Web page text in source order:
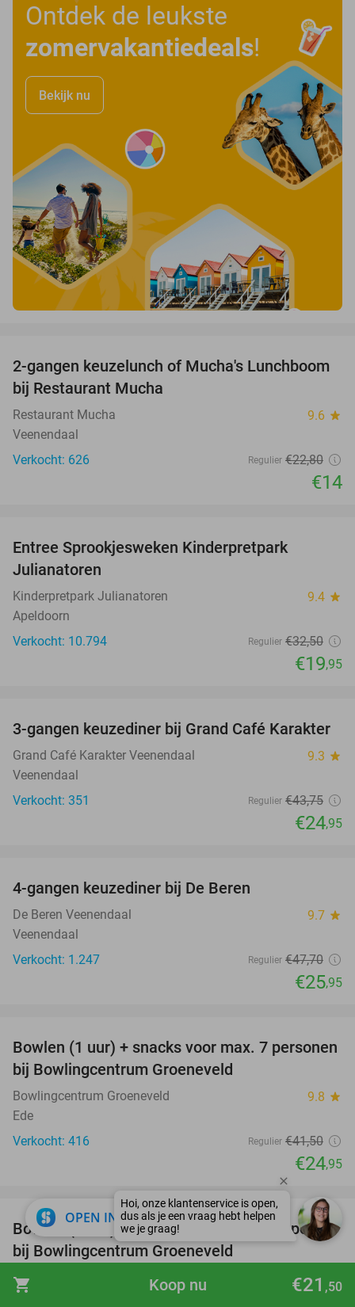
shopping_cart €21 ,50
Koop nu
Ontdek de leukste
zomervakantiedeals!
Bekijk nu
39%
2-gangen keuzelunch of Mucha's Lunchboom
bij Restaurant Mucha
Restaurant Mucha 9.6 star
Veenendaal
Verkocht: 626
Regulier €22,80
€14
Entree Sprookjesweken Kinderpretpark
Julianatoren
Kinderpretpark Julianatoren 9.4 star
Apeldoorn
Verkocht: 10.794
Regulier €32,50
€19,95
43%
3-gangen keuzediner bij Grand Café Karakter
Grand Café Karakter Veenendaal 9.3 star
Veenendaal
Verkocht: 351
Regulier €43,75
€24,95
4-gangen keuzediner bij De Beren
De Beren Veenendaal 9.7 star
Veenendaal
Verkocht: 1.247
Regulier €47,70
€25,95
40%
Bowlen (1 uur) + snacks voor max. 7 personen
bij Bowlingcentrum Groeneveld
Bowlingcentrum Groeneveld 9.8 star
Ede
Verkocht: 416
Regulier €41,50
€24,95
45%
Bowlen (1 uur) + hoofdgerecht (2 t/m 7 pers.)
bij Bowlingcentrum Groeneveld
Bowlingcentrum Groeneveld 9.8
Ede
OPEN IN APP close